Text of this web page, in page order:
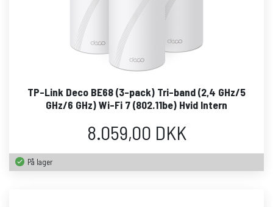
TP-Link Deco BE68 (3-pack) Tri-band (2,4 GHz/5
GHz/6 GHz) Wi-Fi 7 (802.11be) Hvid Intern
8.059,00 DKK
På lager